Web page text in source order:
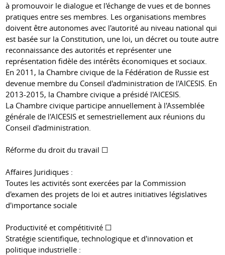
à promouvoir le dialogue et l'échange de vues et de bonnes
pratiques entre ses membres. Les organisations membres
doivent être autonomes avec l'autorité au niveau national qui
est basée sur la Constitution, une loi, un décret ou toute autre
reconnaissance des autorités et représenter une
représentation fidèle des intérêts économiques et sociaux.
En 2011, la Chambre civique de la Fédération de Russie est
devenue membre du Conseil d'administration de l'AICESIS. En
2013-2015, la Chambre civique a présidé l'AICESIS.
La Chambre civique participe annuellement à l'Assemblée
générale de l'AICESIS et semestriellement aux réunions du
Conseil d'administration.
Réforme du droit du travail ☐
Affaires Juridiques :
Toutes les activités sont exercées par la Commission
d'examen des projets de loi et autres initiatives législatives
d'importance sociale
Productivité et compétitivité ☐
Stratégie scientifique, technologique et d'innovation et
politique industrielle :